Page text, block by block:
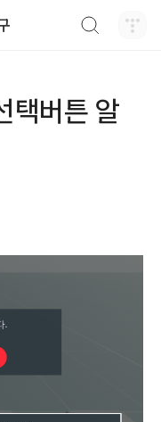
택버튼 알